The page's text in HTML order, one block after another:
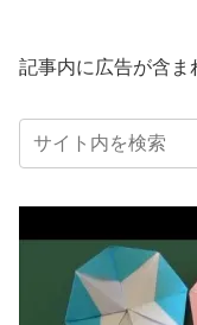
記事内に広告が含ま